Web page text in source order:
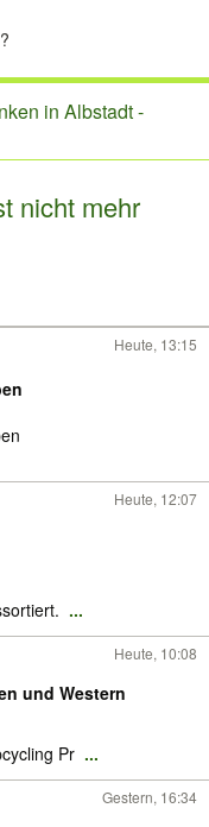
in Albstadt -
nicht mehr
Heute, 13:15
Heute, 12:07
...
Heute, 10:08
und Western
Pr ...
Gestern, 16:34